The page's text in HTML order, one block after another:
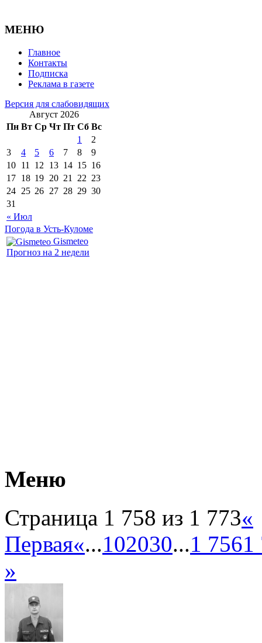
МЕНЮ
Главное
Контакты
Подписка
Реклама в газете
Версия для слабовидящих
Август 2026
Пн Вт Ср Чт Пт Сб Вс
« Июл
1
2
3
4 5 6 7 8
9
10 11 12 13 14 15 16
17 18 19 20 21 22 23
24 25 26 27 28 29 30
31
Погода в Усть-Куломе
Gismeteo
Прогноз на 2 недели
Меню
Страница 1 758 из 1 773«
Первая«...102030...1 7561
»